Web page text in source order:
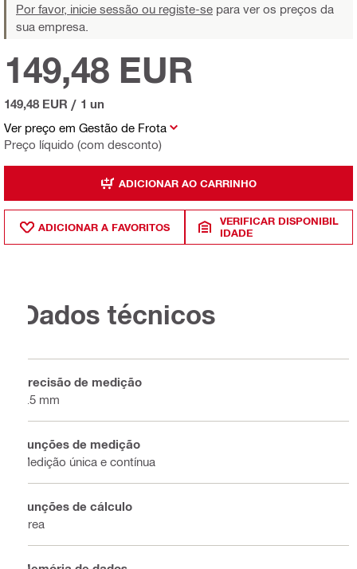
Por favor, inicie sessão ou registe-se para ver os preços da
sua empresa.
Ver preço em Gestão de Frota
Preço líquido (com desconto)
149,48 EUR
149,48 EUR / 1 un
ADICIONAR AO CARRINHO
ADICIONAR A FAVORITOS
VERIFICAR DISPONIBIL
IDADE
Dados técnicos
Precisão de medição
1.5 mm
Funções de medição
Medição única e contínua
Funções de cálculo
Área